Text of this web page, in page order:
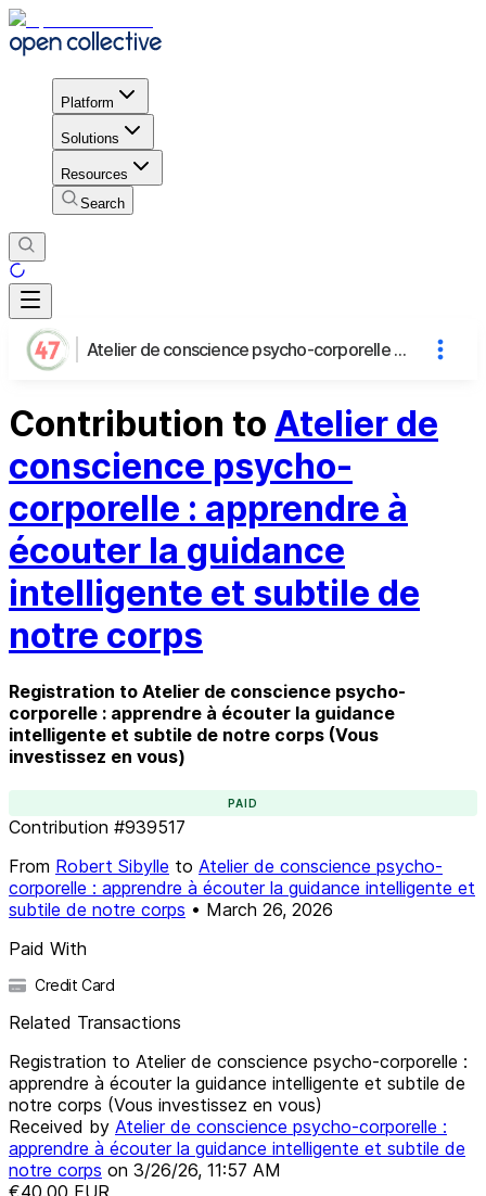
Platform
Solutions
Resources
Search
Atelier de conscience psycho-corporelle : apprendre à écouter la guidance intelligente et subtile de notre corps
Contribution to Atelier de
conscience psycho-
corporelle : apprendre à
écouter la guidance
intelligente et subtile de
notre corps
Registration to Atelier de conscience psycho-
corporelle : apprendre à écouter la guidance
intelligente et subtile de notre corps (Vous
investissez en vous)
PAID
Contribution #939517
From Robert Sibylle to Atelier de conscience psycho-
corporelle : apprendre à écouter la guidance intelligente et
subtile de notre corps • March 26, 2026
Paid With
Credit Card
Related Transactions
Registration to Atelier de conscience psycho-corporelle :
apprendre à écouter la guidance intelligente et subtile de
notre corps (Vous investissez en vous)
Received by Atelier de conscience psycho-corporelle :
apprendre à écouter la guidance intelligente et subtile de
notre corps on 3/26/26, 11:57 AM
€40.00 EUR